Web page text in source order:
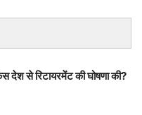
देश से रिटायरमेंट की घोषणा की?